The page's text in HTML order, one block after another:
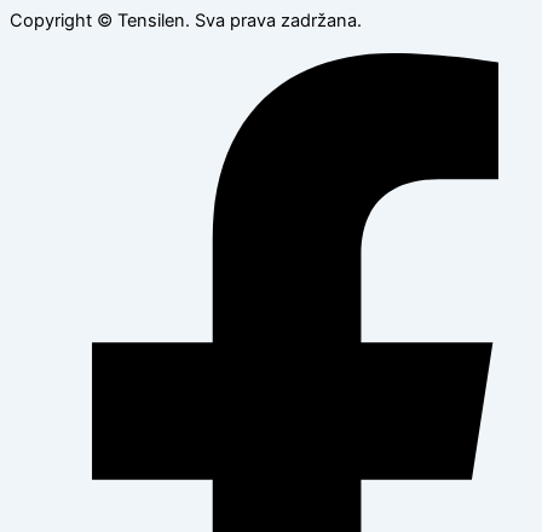
Copyright © Tensilen. Sva prava zadržana.